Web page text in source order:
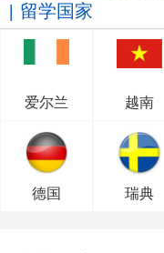
留学国家
爱尔兰 越南
德国 瑞典